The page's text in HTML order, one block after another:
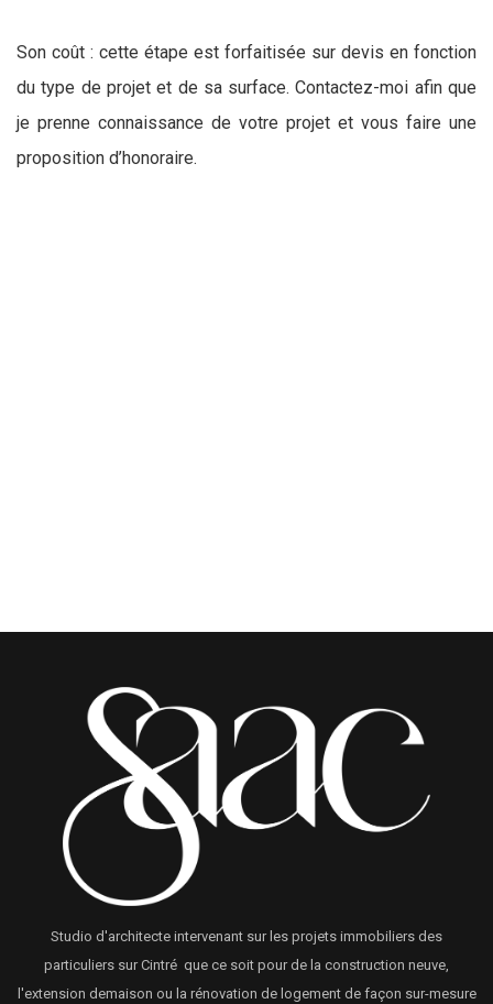
Son coût : cette étape est forfaitisée sur devis en fonction
du type de projet et de sa surface. Contactez-moi afin que
je prenne connaissance de votre projet et vous faire une
proposition d’honoraire.
Studio d'architecte intervenant sur les projets immobiliers des
particuliers sur Cintré que ce soit pour de la construction neuve,
l'extension demaison ou la rénovation de logement de façon sur-mesure